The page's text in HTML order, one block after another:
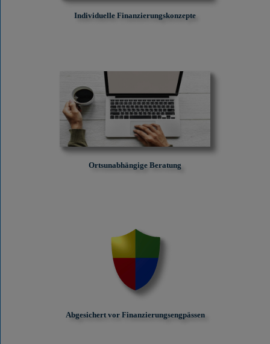
Individuelle Finanzierungskonzepte
Ortsunabhängige Beratung
Abgesichert vor Finanzierungs­engpässen